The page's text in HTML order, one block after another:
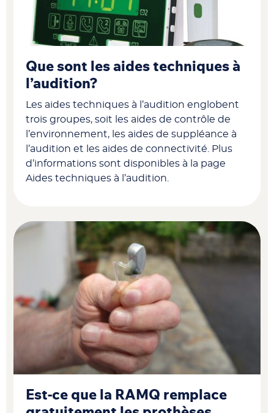
Que sont les aides techniques à
l’audition?
Les aides techniques à l’audition englobent
trois groupes, soit les aides de contrôle de
l’environnement, les aides de suppléance à
l’audition et les aides de connectivité. Plus
d’informations sont disponibles à la page
Aides techniques à l’audition.
Est-ce que la RAMQ remplace